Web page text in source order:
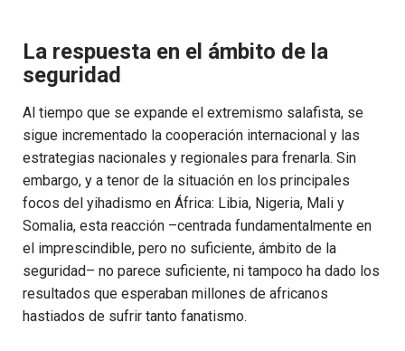
La respuesta en el ámbito de la
seguridad
Al tiempo que se expande el extremismo salafista, se
sigue incrementado la cooperación internacional y las
estrategias nacionales y regionales para frenarla. Sin
embargo, y a tenor de la situación en los principales
focos del yihadismo en África: Libia, Nigeria, Mali y
Somalia, esta reacción –centrada fundamentalmente en
el imprescindible, pero no suficiente, ámbito de la
seguridad– no parece suficiente, ni tampoco ha dado los
resultados que esperaban millones de africanos
hastiados de sufrir tanto fanatismo.